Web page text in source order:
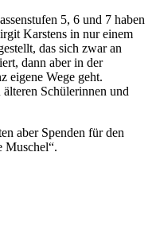
5, 6 und 7 haben
Karstens in nur einem
das sich zwar an
dann aber in der
eigene Wege geht.
Schülerinnen und
aber Spenden für den
Muschel“.